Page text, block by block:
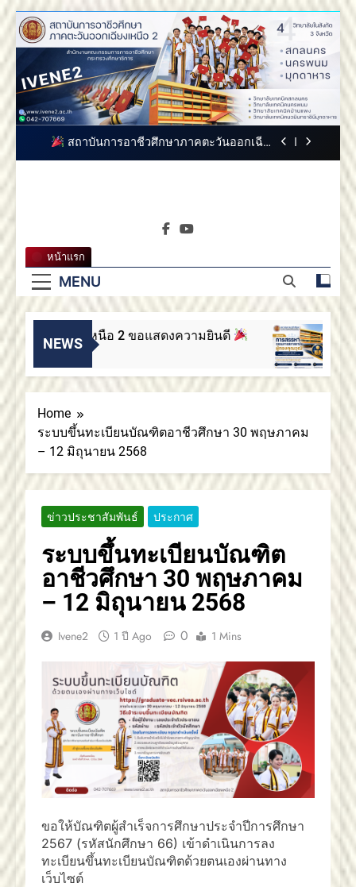
Skip
to
สถาบันการอาชีวศึกษาภาคตะวันออกเฉียงเหนือ
2 ขอแสดงความยินดี
สถาบันการอาชีวศึกษาภาคตะวันออกเฉียง
อาชีวศึกษาภาคตะวันออกเฉียงเหนือ 2
สถาบันการอาชีวศึกษาภาคตะวันออกเฉียงเหนือ
สถาบันการอาชีวศึกษาภาคตะวันออกเฉียง
เหนือ 2 ขอแสดงความยินดี
สถาบันการอาชีวศึกษาภาคตะวันออกเฉียงเหนือ
2 ประกาศสรรหากรรมการสภาสถาบันผู้ทรง
คุณวุฒิ
ขอแสดงความยินดีกับบัณฑิตทุกท่าน สถาบันการ
อาชีวศึกษาภาคตะวันออกเฉียงเหนือ 2
สถาบันการอาชีวศึกษาภาคตะวันออกเฉียงเหนือ
สถาบันการ
ภาคตะวัน
ออกเฉียง
เหนือ 2
สถาบันการอาชีวศึกษาภาค
MENU
หน้าแรก
NEWS
นออกเฉียงเหนือ 2 ขอแสดงความยินดี ส
2
Home
ระบบขึ้นทะเบียนบัณฑิตอาชีวศึกษา 30 พฤษภาคม
– 12 มิถุนายน 2568
ข่าวประชาสัมพันธ์ ประกาศ
ระบบขึ้นทะเบียนบัณฑิต
อาชีวศึกษา 30 พฤษภาคม
– 12 มิถุนายน 2568
Ivene2 1 ปี Ago 0 1 Mins
ขอให้บัณฑิตผู้สำเร็จการศึกษาประจำปีการศึกษา
2567 (รหัสนักศึกษา 66) เข้าดำเนินการลง
ทะเบียนขึ้นทะเบียนบัณฑิตด้วยตนเองผ่านทาง
เว็บไซต์